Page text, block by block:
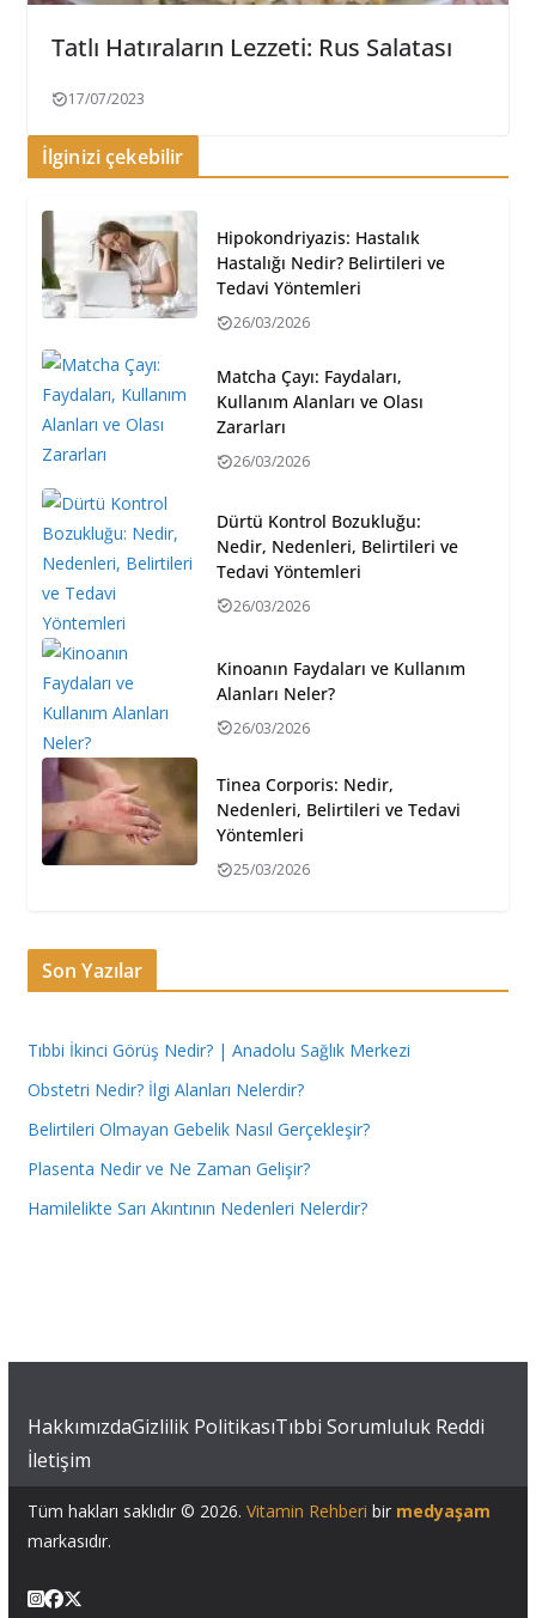
Tatlı Hatıraların Lezzeti: Rus Salatası
17/07/2023
İlginizi çekebilir
Hipokondriyazis: Hastalık
Hastalığı Nedir? Belirtileri ve
Tedavi Yöntemleri
26/03/2026
Matcha Çayı: Faydaları,
Kullanım Alanları ve Olası
Zararları
26/03/2026
Dürtü Kontrol Bozukluğu:
Nedir, Nedenleri, Belirtileri ve
Tedavi Yöntemleri
26/03/2026
Kinoanın Faydaları ve Kullanım
Alanları Neler?
26/03/2026
Tinea Corporis: Nedir,
Nedenleri, Belirtileri ve Tedavi
Yöntemleri
25/03/2026
Son Yazılar
Tıbbi İkinci Görüş Nedir? | Anadolu Sağlık Merkezi
Obstetri Nedir? İlgi Alanları Nelerdir?
Belirtileri Olmayan Gebelik Nasıl Gerçekleşir?
Plasenta Nedir ve Ne Zaman Gelişir?
Hamilelikte Sarı Akıntının Nedenleri Nelerdir?
HakkımızdaGizlilik PolitikasıTıbbi Sorumluluk Reddi
İletişim
Tüm hakları saklıdır © 2026. Vitamin Rehberi bir medyaşam
markasıdır.